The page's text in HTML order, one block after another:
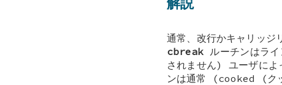
通常、改行かキャリッジ
cbreak ルーチンはラ
されません) ユーザによ
ンは通常 (cooked (ク